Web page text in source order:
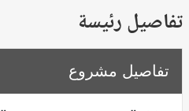
رئيسة
مشروع